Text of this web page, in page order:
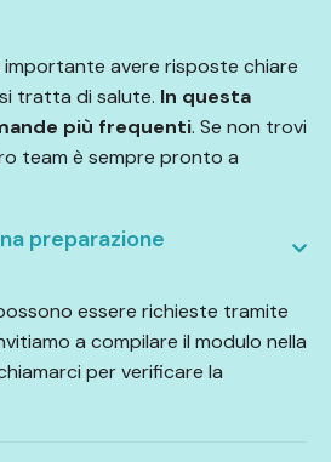
avere risposte chiare
tratta di salute. In questa
più frequenti. Se non trovi
team è sempre pronto a
preparazione
essere richieste tramite
a compilare il modulo nella
per verificare la